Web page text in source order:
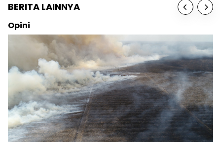
BERITA LAINNYA